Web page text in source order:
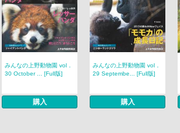
みんなの上野動物園 vol．
30 October ... [Full版]
購入
みんなの上野動物園 vol．
29 Septembe... [Full版]
購入